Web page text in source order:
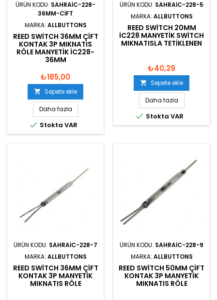
ÜRÜN KODU: SAHRAIC-228-
36MM-CIFT
MARKA: ALLBUTTONS
REED SWITCH 36MM ÇIFT
KONTAK 3P MIKNATIS
RÖLE MANYETIK IC228-
36MM
₺185,00
 Sepete ekle
Daha fazla
 Stokta VAR
ÜRÜN KODU: SAHRAIC-228-5
MARKA: ALLBUTTONS
REED SWITCH 20MM
IC228 MANYETIK SWITCH
MIKNATISLA TETIKLENEN
₺40,29
 Sepete ekle
Daha fazla
 Stokta VAR
ÜRÜN KODU: SAHRAIC-228-7
MARKA: ALLBUTTONS
REED SWITCH 36MM ÇIFT
KONTAK 3P MANYETIK
MIKNATIS RÖLE
ÜRÜN KODU: SAHRAIC-228-9
MARKA: ALLBUTTONS
REED SWITCH 50MM ÇIFT
KONTAK 3P MANYETIK
MIKNATIS RÖLE